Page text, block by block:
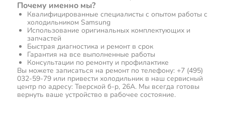
Почему именно мы?
Квалифицированные специалисты с опытом работы с
холодильником Samsung
Использование оригинальных комплектующих и
запчастей
Быстрая диагностика и ремонт в срок
Гарантия на все выполненные работы
Консультации по ремонту и профилактике
Вы можете записаться на ремонт по телефону: +7 (495)
032-59-79 или привести холодильник в наш сервисный
центр по адресу: Тверской б-р, 26А. Мы всегда готовы
вернуть ваше устройство в рабочее состояние.